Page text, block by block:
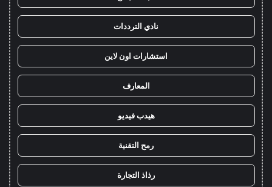
نادي الترددات
استشارات اون لاين
المعارف
هيدب فيديو
رمح التقنية
رذاذ التجارة